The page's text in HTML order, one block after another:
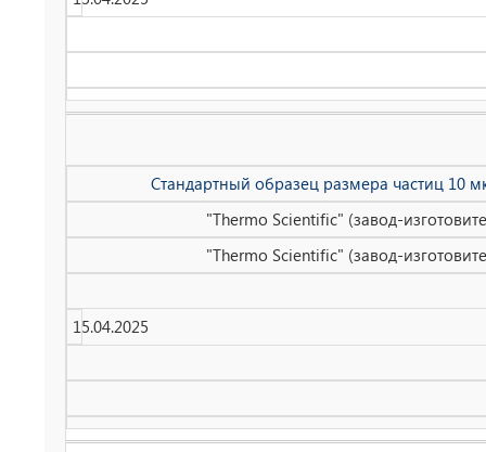
Стандартный образец размера частиц 10
"Thermo Scientific" (завод-
"Thermo Scientific" (завод-
15.04.2025